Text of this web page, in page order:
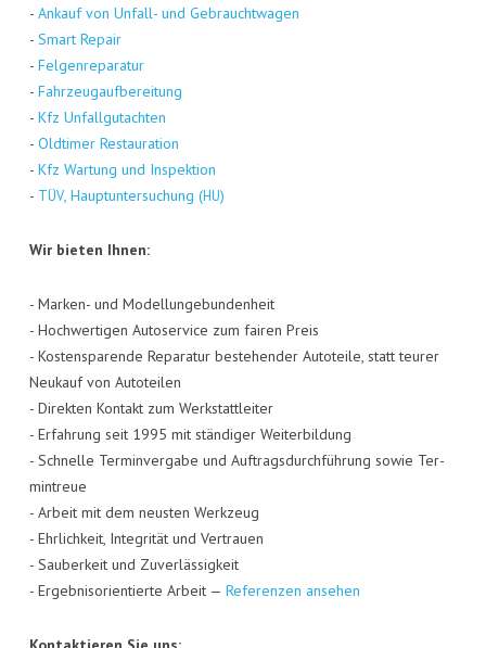
- Ankauf von Unfall- und Gebraucht­wa­gen
- Smart Repair
- Fel­gen­re­pa­ra­tur
- Fahr­zeug­auf­be­rei­tung
- Kfz Unfall­gut­ach­ten
- Old­ti­mer Restau­ra­ti­on
- Kfz War­tung und Inspek­ti­on
- TÜV, Haupt­un­ter­su­chung (HU)
Wir bie­ten Ihnen:
- Mar­ken- und Model­lun­ge­bun­den­heit
- Hoch­wer­ti­gen Auto­ser­vice zum fai­ren Preis
- Kos­ten­spa­ren­de Repa­ra­tur bestehen­der Auto­tei­le, statt teu­rer
Neu­kauf von Auto­tei­len
- Direk­ten Kon­takt zum Werk­statt­lei­ter
- Erfah­rung seit 1995 mit stän­di­ger Wei­ter­bil­dung
- Schnel­le Ter­min­ver­ga­be und Auf­trags­durch­füh­rung sowie Ter­
min­treue
- Arbeit mit dem neus­ten Werk­zeug
- Ehr­lich­keit, Inte­gri­tät und Ver­trau­en
- Sau­ber­keit und Zuver­läs­sig­keit
- Ergeb­nis­ori­en­tier­te Arbeit — Refe­ren­zen ansehen